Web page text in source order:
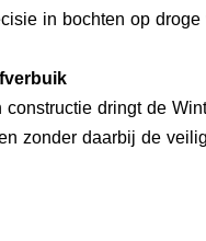
in bochten op
dringt de
zonder daarbij de